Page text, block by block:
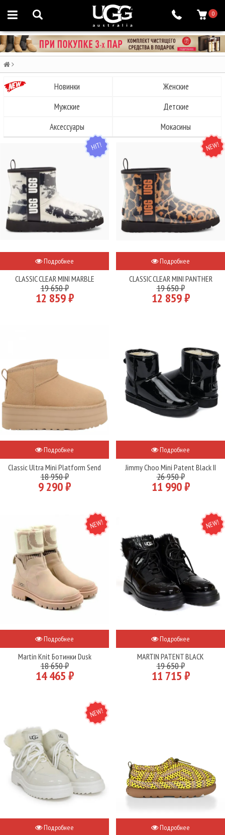
0
Новинки
Женские
Мужские
Детские
Аксессуары
Мокасины
HIT
Подробнее
CLASSIC CLEAR MINI MARBLE
19 650 ₽
12 859 ₽
NEW
Подробнее
CLASSIC CLEAR MINI PANTHER
19 650 ₽
12 859 ₽
Подробнее
Classic Ultra Mini Platform Send
18 950 ₽
9 290 ₽
Подробнее
Jimmy Choo Mini Patent Black II
26 950 ₽
11 990 ₽
NEW
Подробнее
Martin Knit Ботинки Dusk
18 650 ₽
14 465 ₽
NEW
Подробнее
MARTIN PATENT BLACK
19 650 ₽
11 715 ₽
NEW
Подробнее Подробнее